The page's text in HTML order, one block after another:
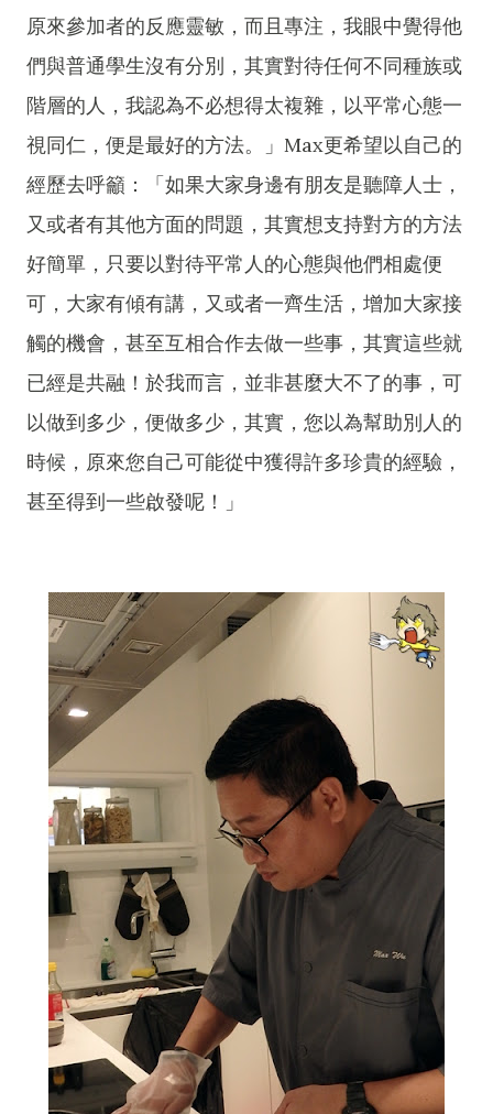
原來參加者的反應靈敏，而且專注，我眼中覺得他
們與普通學生沒有分別，其實對待任何不同種族或
階層的人，我認為不必想得太複雜，以平常心態一
視同仁，便是最好的方法。」Max更希望以自己的
經歷去呼籲：「如果大家身邊有朋友是聽障人士，
又或者有其他方面的問題，其實想支持對方的方法
好簡單，只要以對待平常人的心態與他們相處便
可，大家有傾有講，又或者一齊生活，增加大家接
觸的機會，甚至互相合作去做一些事，其實這些就
已經是共融！於我而言，並非甚麼大不了的事，可
以做到多少，便做多少，其實，您以為幫助別人的
時候，原來您自己可能從中獲得許多珍貴的經驗，
甚至得到一些啟發呢！」